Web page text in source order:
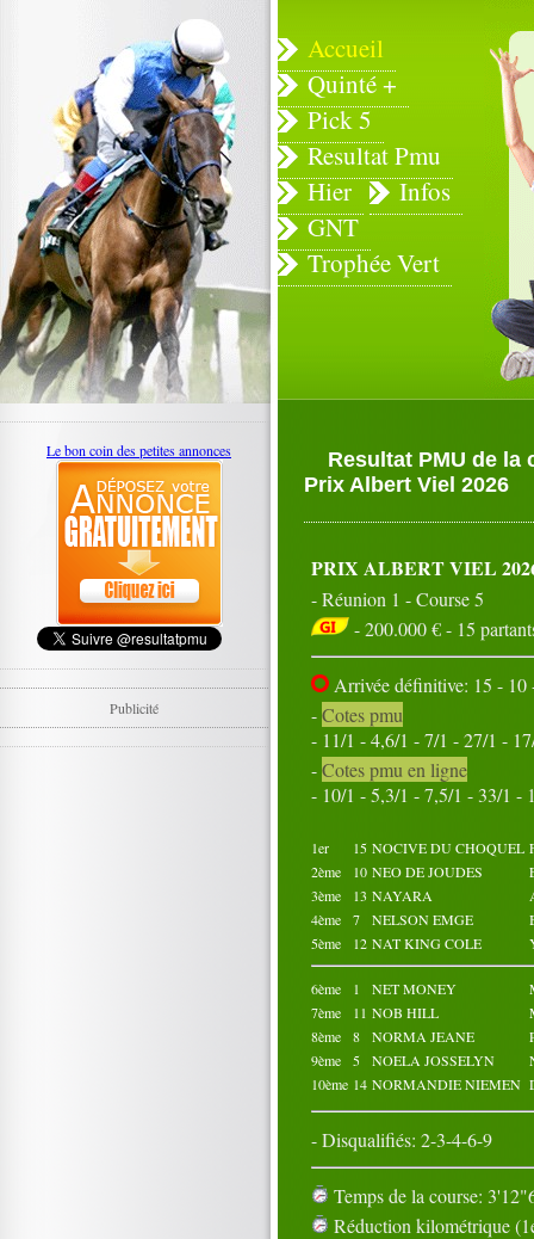
Accueil
Quinté +
Pick 5
Resultat Pmu
Hier
Infos
GNT
Trophée Vert
Resultat PMU de la
Prix Albert Viel 2026
PRIX ALBERT VIEL
- Réunion 1 - Course 5
- 200.000 € - 15
Arrivée définitive: 15 - 10
-Cotes pmu
- 11/1 - 4,6/1 - 7/1 - 27/1 -
-Cotes pmu en ligne
- 10/1 - 5,3/1 - 7,5/1 - 33/1 -
1er 15 NOCIVE DU CHOQUEL
2ème
10 NEO DE JOUDES
3ème
13 NAYARA
4ème
7 NELSON EMGE
5ème
12 NAT KING COLE
6ème 1 NET MONEY
7ème
11 NOB HILL
8ème
8 NORMA JEANE
9ème
5 NOELA JOSSELYN
10ème 14 NORMANDIE NIEMEN
- Disqualifiés: 2-3-4-6-9
Temps de la course:
Réduction kilométrique
Le bon coin des petites annonces
Publicité